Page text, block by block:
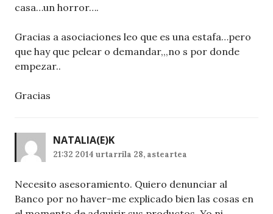
casa…un horror….
Gracias a asociaciones leo que es una estafa…pero
que hay que pelear o demandar,,,no s por donde
empezar..
Gracias
NATALIA(E)K
21:32 2014 urtarrila 28, asteartea
Necesito asesoramiento. Quiero denunciar al
Banco por no haver-me explicado bien las cosas en